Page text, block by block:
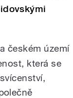
českém území
která se